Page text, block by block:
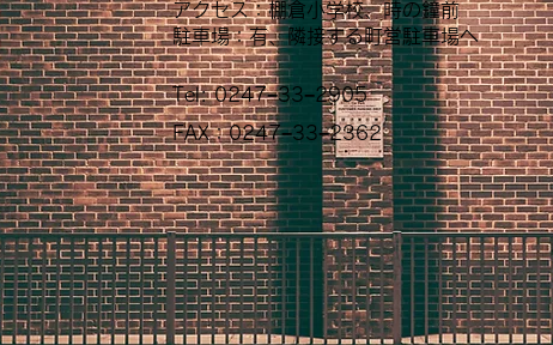
​アクセス：棚倉小学校、時の鐘前
駐車場：有、隣接する町営駐車場へ
Tel: 0247−33−2905
FAX：0247−33−2362